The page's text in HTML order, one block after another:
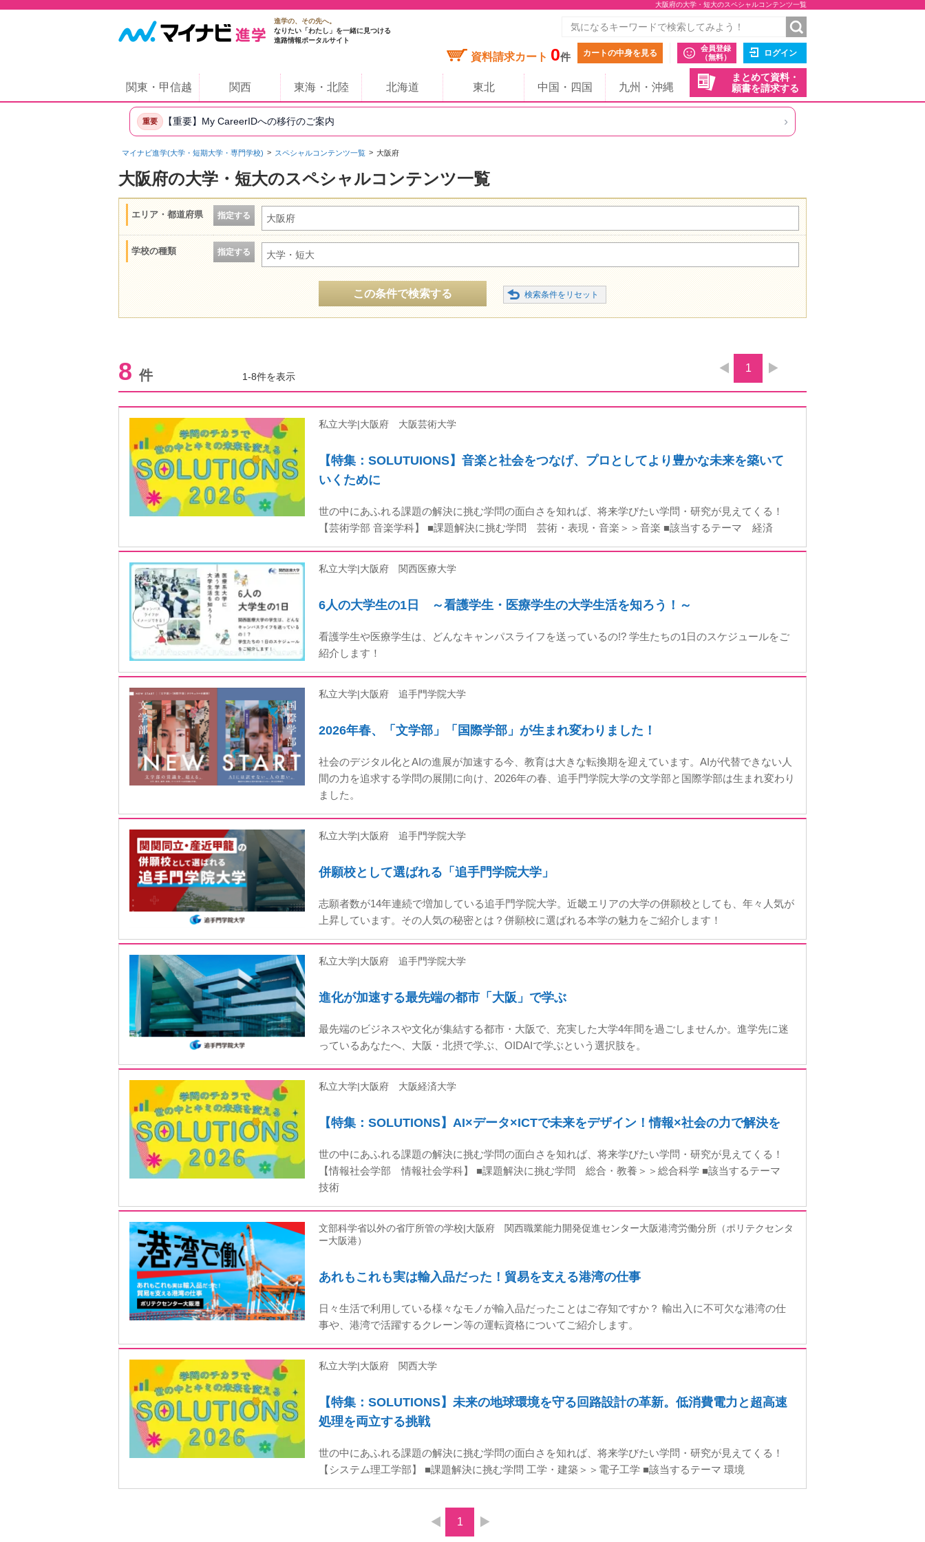
大阪府の大学・短大のスペシャルコンテンツ一覧
進学の、その先へ。
なりたい「わたし」を一緒に見つける
進路情報ポータルサイト
資料請求カート 0件 カートの中身を見る
会員登録
（無料）
ログイン
まとめて資料・
願書を請求する
関東・甲信越 関西 東海・北陸 北海道 東北 中国・四国 九州・沖縄
重要 【重要】My CareerIDへの移行のご案内 ›
マイナビ進学(大学・短期大学・専門学校) スペシャルコンテンツ一覧 大阪府
大阪府の大学・短大のスペシャルコンテンツ一覧
エリア・都道府県 指定する 大阪府
学校の種類 指定する 大学・短大
この条件で検索する
8 件 1-8件を表示
1
私立大学|大阪府 大阪芸術大学
【特集：SOLUTUIONS】音楽と社会をつなげ、プロとしてより豊かな未来を築いて
いくために
世の中にあふれる課題の解決に挑む学問の面白さを知れば、将来学びたい学問・研究が見えてくる！
【芸術学部 音楽学科】 ■課題解決に挑む学問 芸術・表現・音楽＞＞音楽 ■該当するテーマ 経済
私立大学|大阪府 関西医療大学
6人の大学生の1日 ～看護学生・医療学生の大学生活を知ろう！～
看護学生や医療学生は、どんなキャンパスライフを送っているの!? 学生たちの1日のスケジュールをご
紹介します！
私立大学|大阪府 追手門学院大学
2026年春、「文学部」「国際学部」が生まれ変わりました！
社会のデジタル化とAIの進展が加速する今、教育は大きな転換期を迎えています。AIが代替できない人
間の力を追求する学問の展開に向け、2026年の春、追手門学院大学の文学部と国際学部は生まれ変わり
ました。
私立大学|大阪府 追手門学院大学
併願校として選ばれる「追手門学院大学」
志願者数が14年連続で増加している追手門学院大学。近畿エリアの大学の併願校としても、年々人気が
上昇しています。その人気の秘密とは？併願校に選ばれる本学の魅力をご紹介します！
私立大学|大阪府 追手門学院大学
進化が加速する最先端の都市「大阪」で学ぶ
最先端のビジネスや文化が集結する都市・大阪で、充実した大学4年間を過ごしませんか。進学先に迷
っているあなたへ、大阪・北摂で学ぶ、OIDAIで学ぶという選択肢を。
私立大学|大阪府 大阪経済大学
【特集：SOLUTIONS】AI×データ×ICTで未来をデザイン！情報×社会の力で解決を
世の中にあふれる課題の解決に挑む学問の面白さを知れば、将来学びたい学問・研究が見えてくる！
【情報社会学部 情報社会学科】 ■課題解決に挑む学問 総合・教養＞＞総合科学 ■該当するテーマ
技術
文部科学省以外の省庁所管の学校|大阪府 関西職業能力開発促進センター大阪港湾労働分所（ポリテクセンタ
ー大阪港）
あれもこれも実は輸入品だった！貿易を支える港湾の仕事
日々生活で利用している様々なモノが輸入品だったことはご存知ですか？ 輸出入に不可欠な港湾の仕
事や、港湾で活躍するクレーン等の運転資格についてご紹介します。
私立大学|大阪府 関西大学
【特集：SOLUTIONS】未来の地球環境を守る回路設計の革新。低消費電力と超高速
処理を両立する挑戦
世の中にあふれる課題の解決に挑む学問の面白さを知れば、将来学びたい学問・研究が見えてくる！
【システム理工学部】 ■課題解決に挑む学問 工学・建築＞＞電子工学 ■該当するテーマ 環境
1